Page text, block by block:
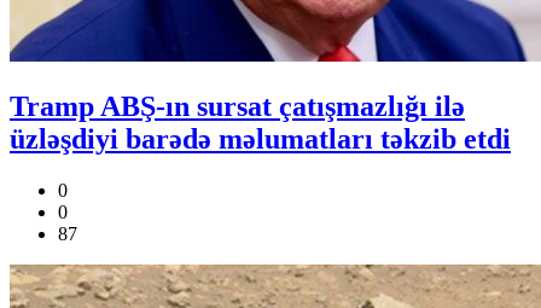
Tramp ABŞ-ın sursat çatışmazlığı ilə
üzləşdiyi barədə məlumatları təkzib etdi
0
0
87